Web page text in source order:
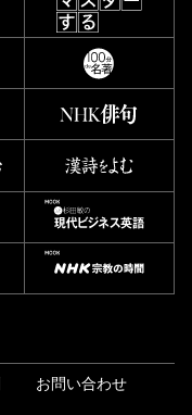
お問い合わせ